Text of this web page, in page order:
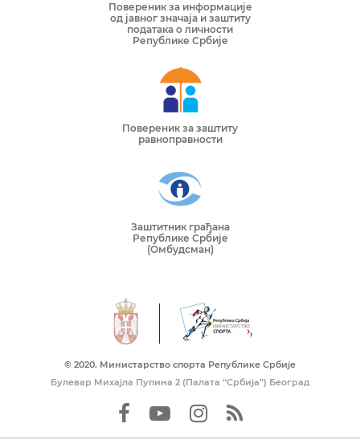
Повереник за информације
од јавног значаја и заштиту
података о личности
Републике Србије
Повереник за заштиту
равноправности
Заштитник грађана
Републике Србије
(Омбудсман)
© 2020. Mинистарство спорта Републике Србије
Булевар Михајла Пупина 2 (Палата “Србија”) Београд